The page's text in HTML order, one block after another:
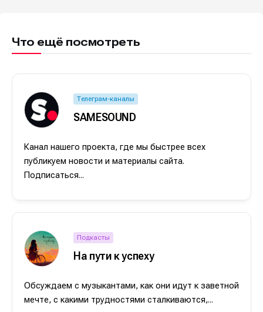
Что ещё посмотреть
Телеграм-каналы
SAMESOUND
Канал нашего проекта, где мы быстрее всех
публикуем новости и материалы сайта.
Подписаться...
Подкасты
На пути к успеху
Обсуждаем с музыкантами, как они идут к заветной
мечте, с какими трудностями сталкиваются,...